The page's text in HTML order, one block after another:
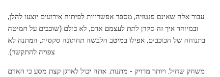
עבור אלה שאינם פנטזיה, מספר אפשרויות לפיתוח אירועים יוצעו להלן,
ובמיוחד איך זה סקרן לתת לעצמם אדם, לא כולם (שוכבים על המיטה
בתנוחה של הכוכבים, אפילו במיטב הלבשה תחתונה סקסית, המתנה לא
צפויה להתקשר).
משחק שחיל. ויותר מדויק - מתנות. אתה יכול לארגן קצת מסע כי האדם